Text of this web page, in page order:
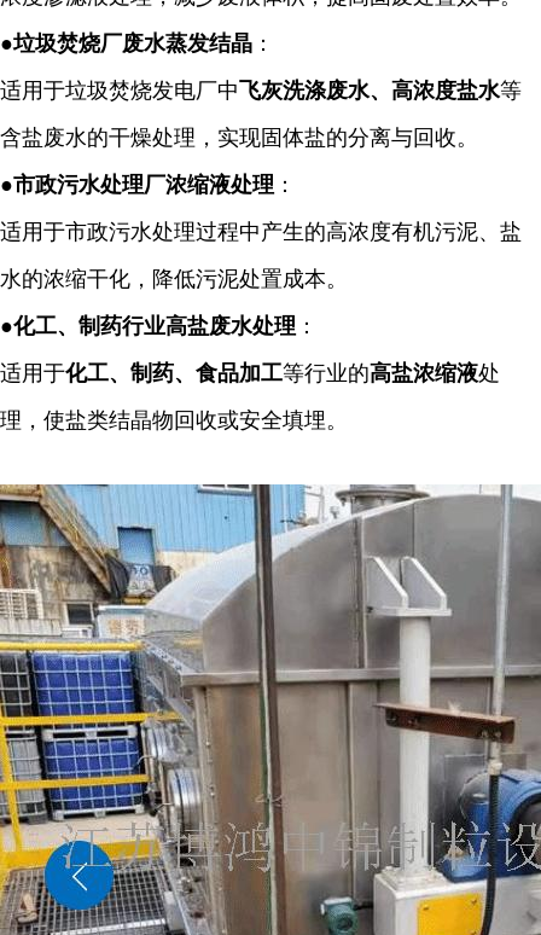
●垃圾焚烧厂废水蒸发结晶 ：
适用于垃圾焚烧发电厂中 飞灰洗涤废水、高浓度盐水等
含盐废水的干燥处理，实现固体盐的分离与回收。
●市政污水处理厂浓缩液处理 ：
适用于市政污水处理过程中产生的高浓度有机污泥、盐
水的浓缩干化，降低污泥处置成本。
●化工、制药行业高盐废水处理 ：
适用于化工、制药、食品加工等行业的高盐浓缩液处
理，使盐类结晶物回收或安全填埋。